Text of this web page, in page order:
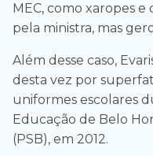
MEC, como xaropes
pela ministra, mas
Além desse caso,
desta vez por
uniformes escolares
Educação de Belo
(PSB), em 2012.